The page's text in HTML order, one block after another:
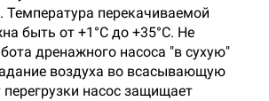
Температура перекачиваемой
быть от +1°С до +35°С. Не
дренажного насоса "в сухую"
воздуха во всасывающую
насос защищает